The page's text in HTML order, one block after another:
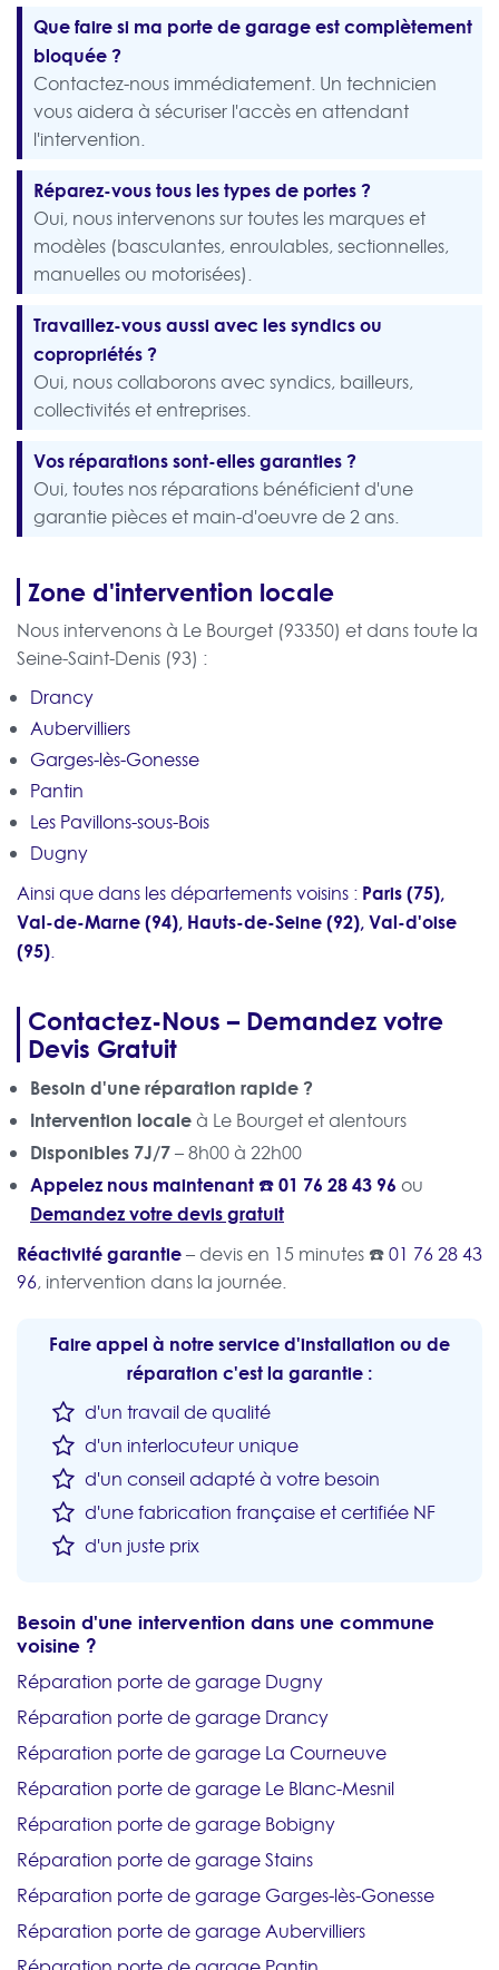
Que faire si ma porte de garage est complètement
bloquée ?
Contactez-nous immédiatement. Un technicien
vous aidera à sécuriser l'accès en attendant
l'intervention.
Réparez-vous tous les types de portes ?
Oui, nous intervenons sur toutes les marques et
modèles (basculantes, enroulables, sectionnelles,
manuelles ou motorisées).
Travaillez-vous aussi avec les syndics ou
copropriétés ?
Oui, nous collaborons avec syndics, bailleurs,
collectivités et entreprises.
Vos réparations sont-elles garanties ?
Oui, toutes nos réparations bénéficient d'une
garantie pièces et main-d'oeuvre de 2 ans.
Zone d'intervention locale
Nous intervenons à Le Bourget (93350) et dans toute la
Seine-Saint-Denis (93) :
Drancy
Aubervilliers
Garges-lès-Gonesse
Pantin
Les Pavillons-sous-Bois
Dugny
Ainsi que dans les départements voisins : Paris (75),
Val-de-Marne (94), Hauts-de-Seine (92), Val-d'oise
(95).
Contactez-Nous – Demandez votre
Devis Gratuit
Besoin d'une réparation rapide ?
Intervention localeà Le Bourget et alentours
Disponibles 7J/7– 8h00 à 22h00
Appelez nous maintenant ☎️01 76 28 43 96 ou
Demandez votre devis gratuit
Réactivité garantie– devis en 15 minutes ☎️01 76 28 43
96, intervention dans la journée.
Faire appel à notre service d'installation ou de
réparation c'est la garantie :
d'un travail de qualité
d'un interlocuteur unique
d'un conseil adapté à votre besoin
d'une fabrication française et certifiée NF
d'un juste prix
Besoin d'une intervention dans une commune
voisine ?
Réparation porte de garage Dugny
Réparation porte de garage Drancy
Réparation porte de garage La Courneuve
Réparation porte de garage Le Blanc-Mesnil
Réparation porte de garage Bobigny
Réparation porte de garage Stains
Réparation porte de garage Garges-lès-Gonesse
Réparation porte de garage Aubervilliers